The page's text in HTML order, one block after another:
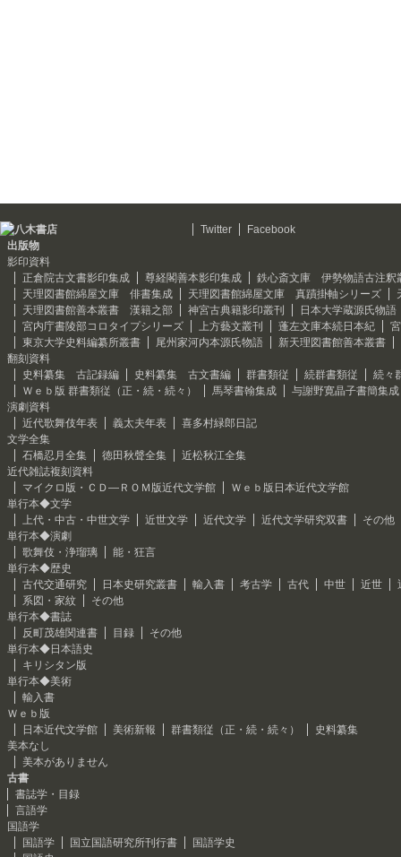
Twitter
Facebook
出版物
影印資料
正倉院古文書影印集成
尊経閣善本影印集成
鉄心斎文庫 伊勢物語古注釈
天理図書館綿屋文庫 俳書集成
天理図書館綿屋文庫 真蹟掛軸シリーズ
天理図書館善本叢書 漢籍之部
神宮古典籍影印叢刊
日本大学蔵源氏物語
宮内庁書陵部コロタイプシリーズ
上方藝文叢刊 蓬左文庫本続日本紀
東京大学史料編纂所叢書
尾州家河内本源氏物語
新天理図書館善本叢書
翻刻資料
史料纂集 古記録編
史料纂集 古文書編 群書類従 続群書類従
続々
Ｗｅｂ版 群書類従（正・続・続々）
馬琴書翰集成
与謝野寛晶子書簡集成
演劇資料
近代歌舞伎年表
義太夫年表
喜多村緑郎日記
文学全集
石橋忍月全集
徳田秋聲全集
近松秋江全集
近代雑誌複刻資料
マイクロ版・ＣＤ―ＲＯＭ版近代文学館
Ｗｅｂ版日本近代文学館
単行本◆文学
上代・中古・中世文学
近世文学 近代文学 近代文学研究双書
その他
単行本◆演劇
歌舞伎・浄瑠璃
能・狂言
単行本◆歴史
古代交通研究
日本史研究叢書 輸入書 考古学 古代 中世 近世
系図・家紋
その他
単行本◆書誌
反町茂雄関連書
目録
その他
単行本◆日本語史
キリシタン版
単行本◆美術
輸入書
Ｗｅｂ版
日本近代文学館
美術新報 群書類従（正・続・続々）
史料纂集
美本なし
美本がありません
古書
書誌学・目録
言語学
国語学
国語学
国立国語研究所刊行書
国語学史